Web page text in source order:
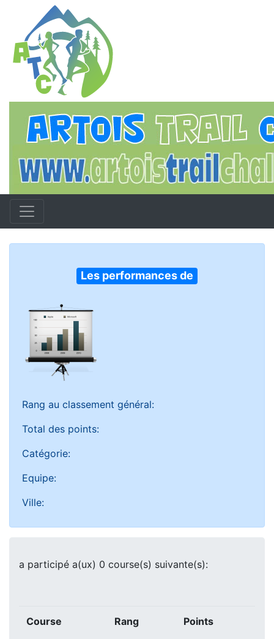
Les performances de
Rang au classement général:
Total des points:
Catégorie:
Equipe:
Ville:
a participé a(ux) 0 course(s) suivante(s):
Course Rang Points